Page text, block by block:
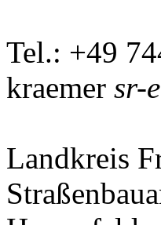
Tel.: +49
kraemer sr-
Landkreis